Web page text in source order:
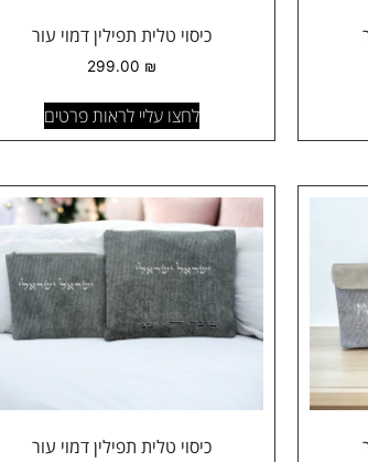
כיסוי טלית תפילין דמוי עור
299.00 ₪
לחצו עליי לראות פרטים
כיסוי טלית תפילין דמוי עור